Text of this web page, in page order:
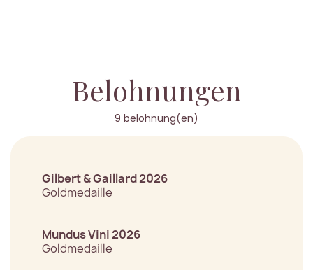
Belohnungen
9 belohnung(en)
Gilbert & Gaillard 2026
Goldmedaille
Mundus Vini 2026
Goldmedaille